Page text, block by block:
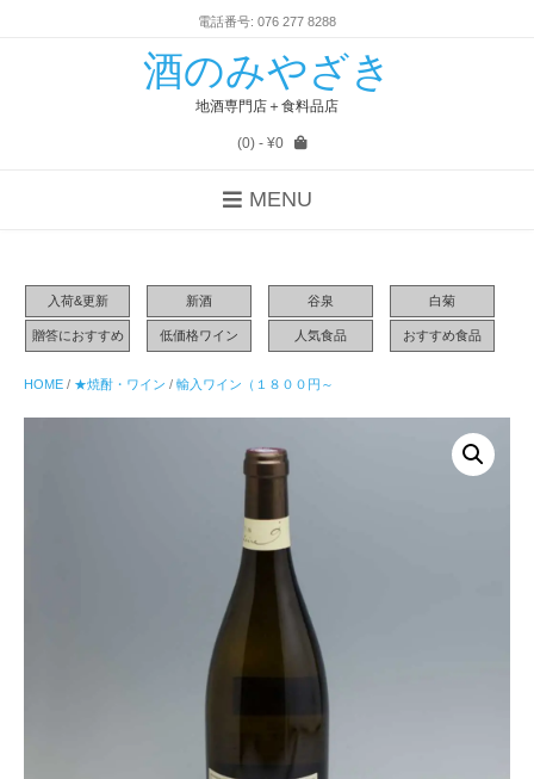
電話番号: 076 277 8288
酒のみやざき
地酒専門店＋食料品店
(0)- ¥0
MENU
入荷&更新 新酒 谷泉 白菊
贈答におすすめ 低価格ワイン 人気食品 おすすめ食品
HOME / ★焼酎・ワイン / 輸入ワイン（１８００円～